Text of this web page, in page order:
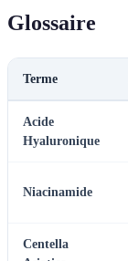
Glossaire
Terme
Acide
Hyaluronique
Niacinamide
Centella